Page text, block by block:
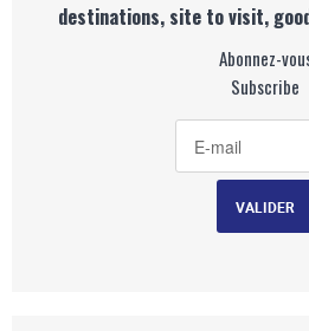
destinations, site to visit,
Abonnez-
Subscribe